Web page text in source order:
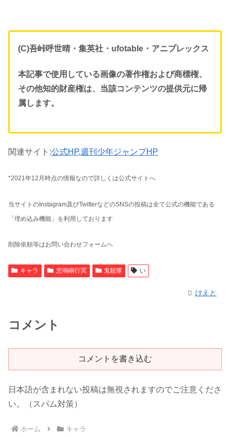
(C)吾峠呼世晴・集英社・ufotable・アニプレックス
本記事で使用している画像の著作権および商標権、
その他知的財産権は、当該コンテンツの提供元に帰
属します。
関連サイト:公式HP,週刊少年ジャンプHP
*2021年12月時点の情報なので詳しくは公式サイトへ
当サイトのInstagram及びTwitterなどのSNSの投稿は全て公式の機能である
「埋め込み機能」を利用しております
削除依頼等はお問い合わせフォームへ
キャラ 悲鳴嶼行冥 鬼殺隊 い
けえと
コメント
コメントを書き込む
日本語が含まれない投稿は無視されますのでご注意くださ
い。（スパム対策）
ホーム キャラ